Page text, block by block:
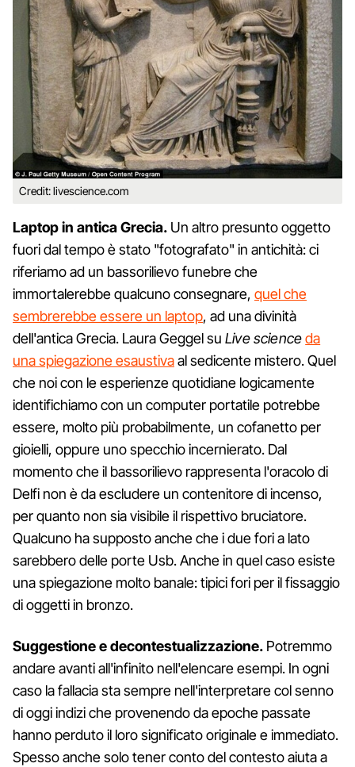
Credit: livescience.com
Laptop in antica Grecia. Un altro presunto oggetto
fuori dal tempo è stato "fotografato" in antichità: ci
riferiamo ad un bassorilievo funebre che
immortalerebbe qualcuno consegnare, quel che
sembrerebbe essere un laptop, ad una divinità
dell'antica Grecia. Laura Geggel su Live scienceda
una spiegazione esaustivaal sedicente mistero. Quel
che noi con le esperienze quotidiane logicamente
identifichiamo con un computer portatile potrebbe
essere, molto più probabilmente, un cofanetto per
gioielli, oppure uno specchio incernierato. Dal
momento che il bassorilievo rappresenta l'oracolo di
Delfi non è da escludere un contenitore di incenso,
per quanto non sia visibile il rispettivo bruciatore.
Qualcuno ha supposto anche che i due fori a lato
sarebbero delle porte Usb. Anche in quel caso esiste
una spiegazione molto banale: tipici fori per il fissaggio
di oggetti in bronzo.
Suggestione e decontestualizzazione. Potremmo
andare avanti all'infinito nell'elencare esempi. In ogni
caso la fallacia sta sempre nell'interpretare col senno
di oggi indizi che provenendo da epoche passate
hanno perduto il loro significato originale e immediato.
Spesso anche solo tener conto del contesto aiuta a